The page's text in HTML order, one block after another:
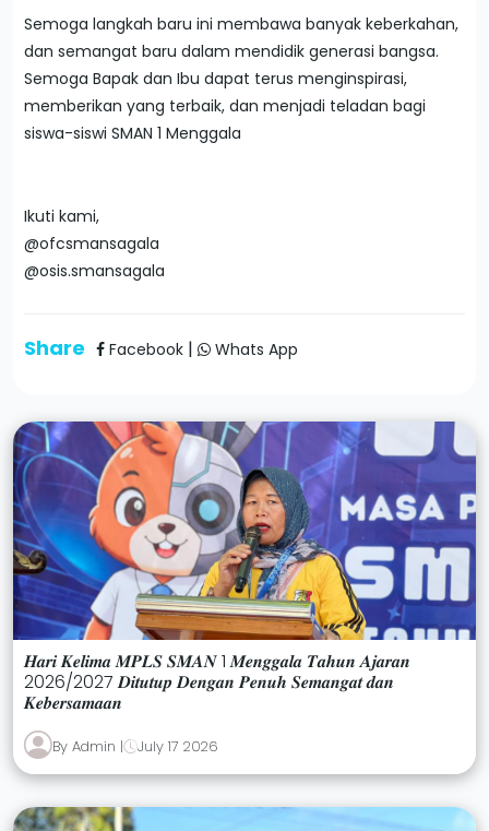
Semoga langkah baru ini membawa banyak keberkahan,
dan semangat baru dalam mendidik generasi bangsa.
Semoga Bapak dan Ibu dapat terus menginspirasi,
memberikan yang terbaik, dan menjadi teladan bagi
siswa-siswi SMAN 1 Menggala
Ikuti kami,
@ofcsmansagala
@osis.smansagala
Share Facebook | Whats App
𝑯𝒂𝒓𝒊 𝑲𝒆𝒍𝒊𝒎𝒂 𝑴𝑷𝑳𝑺 𝑺𝑴𝑨𝑵 1 𝑴𝒆𝒏𝒈𝒈𝒂𝒍𝒂 𝑻𝒂𝒉𝒖𝒏 𝑨𝒋𝒂𝒓𝒂𝒏
2026/2027 𝑫𝒊𝒕𝒖𝒕𝒖𝒑 𝑫𝒆𝒏𝒈𝒂𝒏 𝑷𝒆𝒏𝒖𝒉 𝑺𝒆𝒎𝒂𝒏𝒈𝒂𝒕 𝒅𝒂𝒏
𝑲𝒆𝒃𝒆𝒓𝒔𝒂𝒎𝒂𝒂𝒏
By Admin | July 17 2026